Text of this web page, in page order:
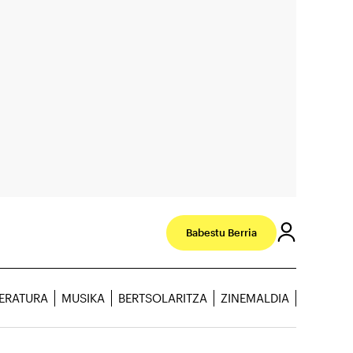
Babestu Berria
MUSIKA BERTSOLARITZA ZINEMALDIA